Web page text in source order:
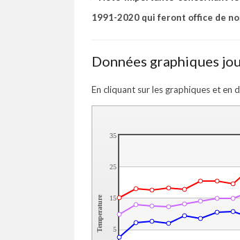
1991-2020 qui feront office de
Données graphiques
En cliquant sur les graphiques et en
5
15
25
35
Temperature